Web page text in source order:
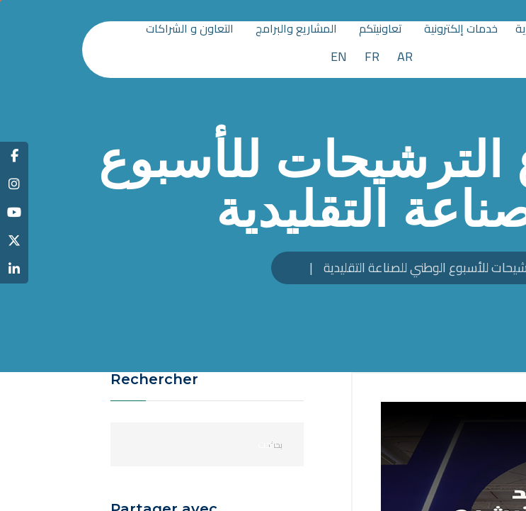
خدمات إلكترونية تعاونيتكم المشاريع والبرامج التعاون و الشراكات
AR
FR
EN
الترشيحات للأسبوع
التقليدية
للأسبوع الوطني للصناعة التقليدية
Rechercher